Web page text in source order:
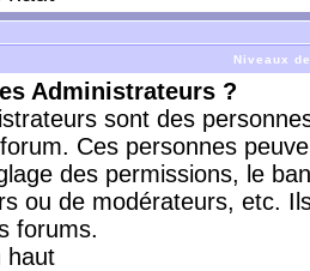
Niveaux
Administrateurs ?
sont des
Ces personnes
des permissions, le
ou de modérateurs, etc.
forums.
haut